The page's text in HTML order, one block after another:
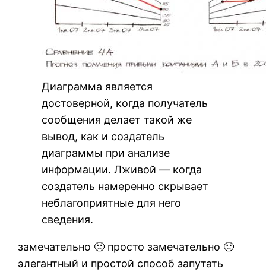
Диаграмма является
достоверной, когда получатель
сообщения делает такой же
вывод, как и создатель
диаграммы при анализе
информации. Лживой — когда
создатель намеренно скрывает
неблагоприятные для него
сведения.
замечательно 🙂 просто замечательно 🙂
элегантный и простой способ запутать